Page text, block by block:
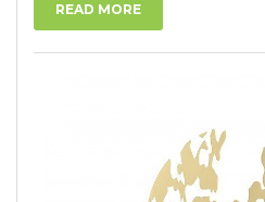
READ MORE